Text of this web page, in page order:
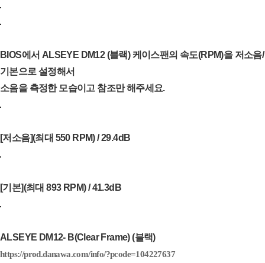
BIOS에서 ALSEYE DM12 (블랙) 케이스팬의 속도(RPM)을 저소음/
기본으로 설정해서
소음을 측정한 모습이고 참조만 해주세요.
[저소음](최대 550 RPM) / 29.4dB
[기본](최대 893 RPM) / 41.3dB
ALSEYE DM12- B(Clear Frame) (블랙)
https://prod.danawa.com/info/?pcode=104227637